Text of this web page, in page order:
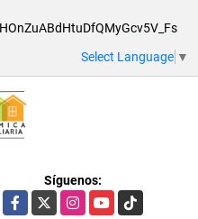
Select Language ▼
Síguenos:
Facebook
X InstagramYouTubeTikTok